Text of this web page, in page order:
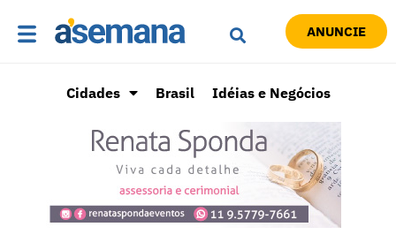
ANUNCIE
Cidades Brasil Idéias e Negócios